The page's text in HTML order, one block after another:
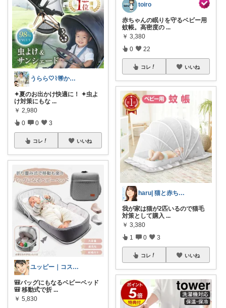
うらら🤍⌇🉐かわいい暮らし
✦夏のお出かけ快適に！ ✦虫よ
け対策にもな ...
￥ 2,980
0 0 3
コレ いいね
ユッピー｜コスメと子育てROOM
🎒バッグにもなるベビーベッド
🎒 移動式で折 ...
￥ 5,830
toiro
赤ちゃんの眠りを守るベビー用
蚊帳。高密度の ...
￥ 3,380
0 22
コレ いいね
haru| 猫と赤ちゃんの暮らし
我が家は猫が2匹いるので猫毛
対策として購入 ...
￥ 3,380
1 0 3
コレ いいね